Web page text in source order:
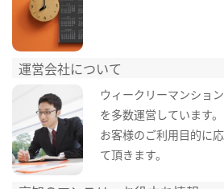
運営会社について
ウィークリーマンショ
を多数運営しています。
お客様のご利用目的に
て頂きます。